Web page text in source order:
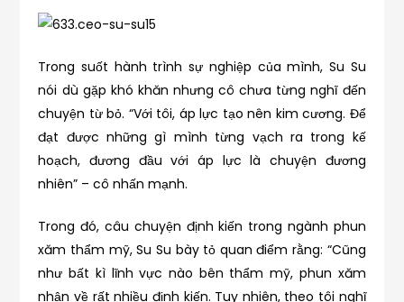
Trong suốt hành trình sự nghiệp của mình, Su Su
nói dù gặp khó khăn nhưng cô chưa từng nghĩ đến
chuyện từ bỏ. “Với tôi, áp lực tạo nên kim cương. Để
đạt được những gì mình từng vạch ra trong kế
hoạch, đương đầu với áp lực là chuyện đương
nhiên” – cô nhấn mạnh.
Trong đó, câu chuyện định kiến trong ngành phun
xăm thẩm mỹ, Su Su bày tỏ quan điểm rằng: “Cũng
như bất kì lĩnh vực nào bên thẩm mỹ, phun xăm
nhận về rất nhiều định kiến. Tuy nhiên, theo tôi nghĩ